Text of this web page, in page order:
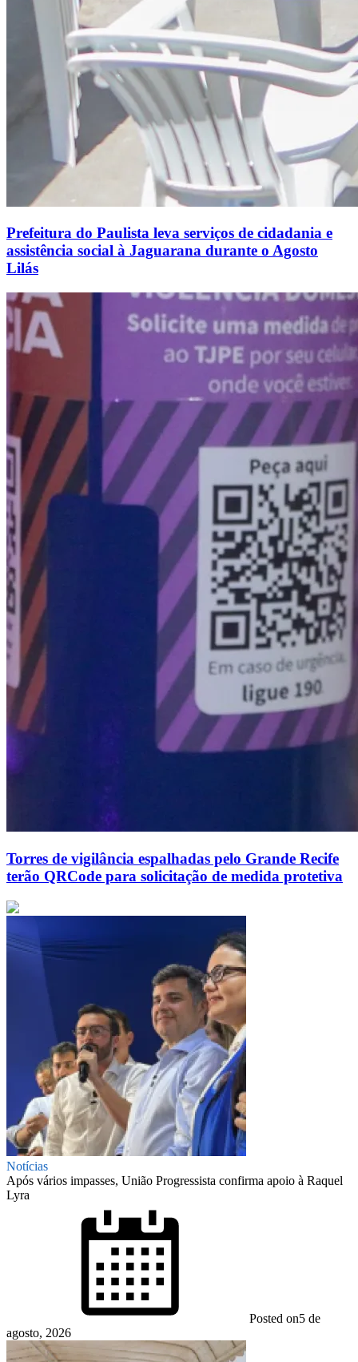
Prefeitura do Paulista leva serviços de cidadania e
assistência social à Jaguarana durante o Agosto
Lilás
Torres de vigilância espalhadas pelo Grande Recife
terão QRCode para solicitação de medida protetiva
Notícias
Após vários impasses, União Progressista confirma apoio à Raquel
Lyra
Posted on5 de
agosto, 2026